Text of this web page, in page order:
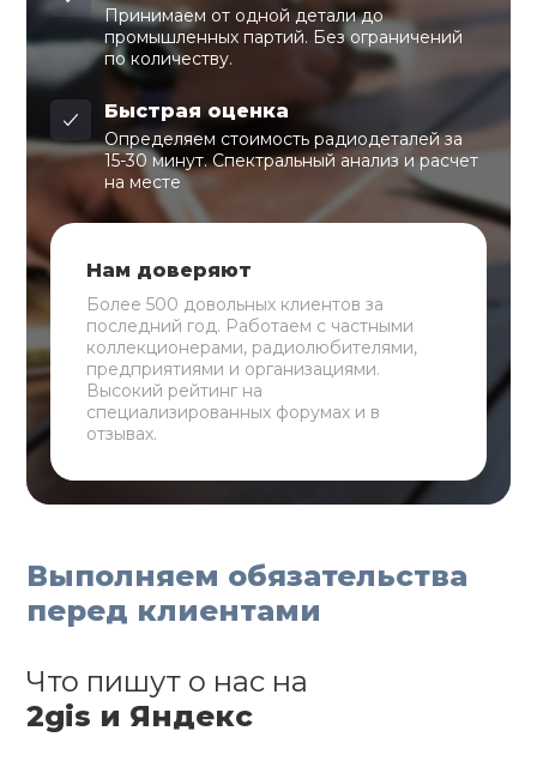
Принимаем от одной детали до
промышленных партий. Без ограничений
по количеству.
Быстрая оценка
Определяем стоимость радиодеталей за
15-30 минут. Спектральный анализ и расчет
на месте
Нам доверяют
Более 500 довольных клиентов за
последний год. Работаем с частными
коллекционерами, радиолюбителями,
предприятиями и организациями.
Высокий рейтинг на
специализированных форумах и в
отзывах.
Выполняем обязательства
перед клиентами
Что пишут о нас на
2gis и Яндекс